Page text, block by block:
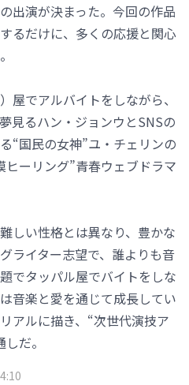
出演が決まった。今回の作品
るだけに、多くの応援と関心
屋でアルバイトをしながら、
見るハン・ジョンウとSNSの
“国民の女神”ユ・チェリンの
ーリング”青春ウェブドラマ
しい性格とは異なり、豊かな
ライター志望で、誰よりも音
でタッパル屋でバイトをしな
音楽と愛を通じて成長してい
アルに描き、“次世代演技ア
だ。